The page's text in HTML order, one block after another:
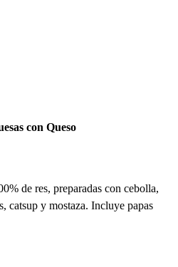
con Queso
de res, preparadas con cebolla,
catsup y mostaza. Incluye papas